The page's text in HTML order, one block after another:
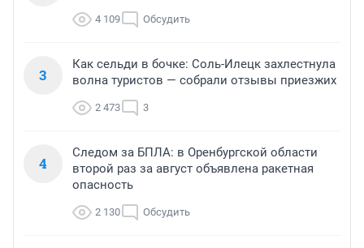
4 109 Обсудить
3
Как сельди в бочке: Соль-Илецк захлестнула
волна туристов — собрали отзывы приезжих
2 473 3
4
Следом за БПЛА: в Оренбургской области
второй раз за август объявлена ракетная
опасность
2 130 Обсудить